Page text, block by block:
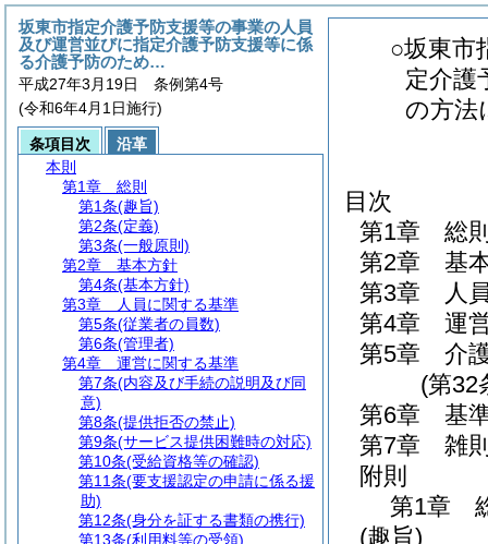
○坂東市
定介護
の方法
目次
第1章
総
第2章
基
第3章
人
第4章
運
第5章
介
(第
第6章
基
第7章
雑
附則
第1章
(趣旨)
坂東市指定介護予防支援等の事業の人員
及び運営並びに指定介護予防支援等に係
る介護予防のため…
平成27年3月19日 条例第4号
(令和6年4月1日施行)
条項目次
沿革
本則
第1章
総則
第1条(趣旨)
第2条(定義)
第3条(一般原則)
第2章
基本方針
第4条(基本方針)
第3章
人員に関する基準
第5条(従業者の員数)
第6条(管理者)
第4章
運営に関する基準
第7条(内容及び手続の説明及び同
意)
第8条(提供拒否の禁止)
第9条(サービス提供困難時の対応)
第10条(受給資格等の確認)
第11条(要支援認定の申請に係る援
助)
第12条(身分を証する書類の携行)
第13条(利用料等の受領)